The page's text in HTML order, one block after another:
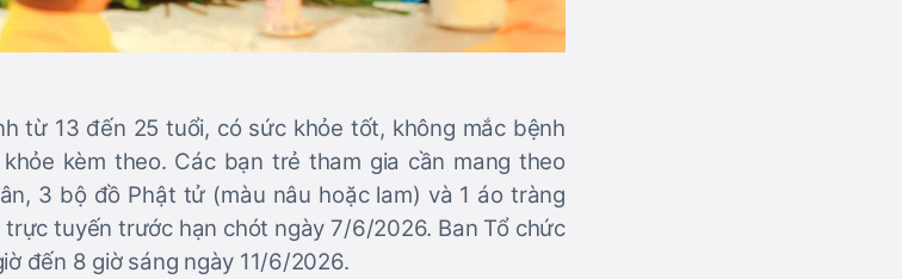
từ 13 đến 25 tuổi, có sức khỏe tốt, không mắc bệnh
kèm theo. Các bạn trẻ tham gia cần mang theo
3 bộ đồ Phật tử (màu nâu hoặc lam) và 1 áo tràng
tuyến trước hạn chót ngày 7/6/2026. Ban Tổ chức
đến 8 giờ sáng ngày 11/6/2026.